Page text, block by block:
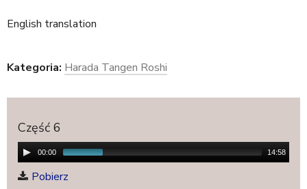
ś
u
t
English translation
Kategoria: Harada Tangen Roshi
Część 6
00:00 14:58
Pobierz